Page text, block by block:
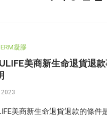
凝膠
美商新生命退貨退
美商新生命退貨退款的條件